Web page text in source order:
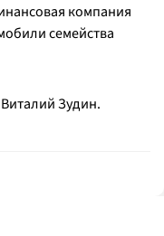
компания
семейства
Зудин.